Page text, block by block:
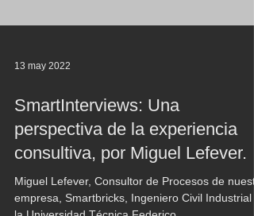
13 may 2022
SmartInterviews: Una
perspectiva de la experiencia
consultiva, por Miguel Lefever.
Miguel Lefever, Consultor de Procesos de